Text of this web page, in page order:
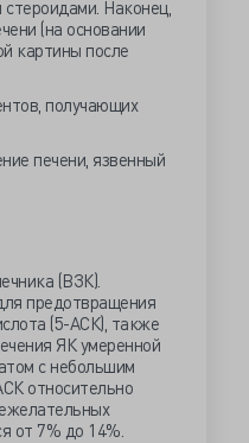
Наконец,
(на основании
картины после
получающих
печени, язвенный
(ВЗК).
предотвращения
(5-АСК), также
ЯК умеренной
с небольшим
относительно
от 7% до 14%.